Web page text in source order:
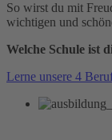
So wirst du mit
wichtigen und
Welche Schule ist
Lerne unsere 4